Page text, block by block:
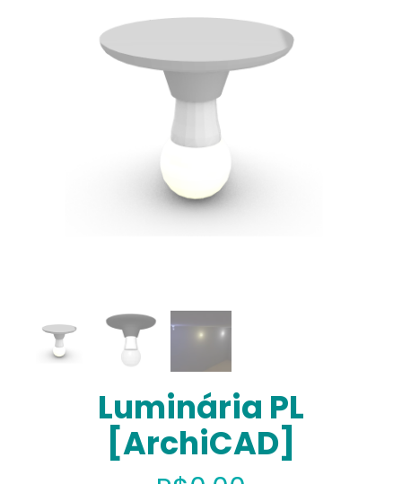
Luminária PL
[ArchiCAD]